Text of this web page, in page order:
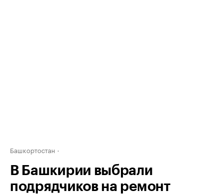
Башкортостан
В Башкирии выбрали
подрядчиков на ремонт